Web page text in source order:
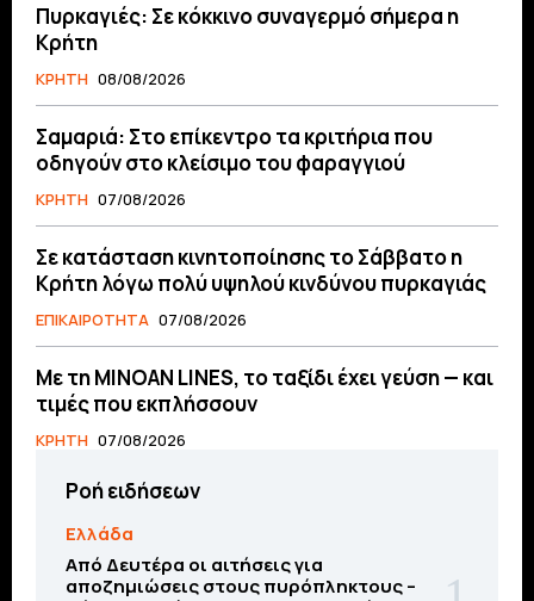
Πυρκαγιές: Σε κόκκινο συναγερμό σήμερα η
Κρήτη
ΚΡΗΤΗ 08/08/2026
Σαμαριά: Στο επίκεντρο τα κριτήρια που
οδηγούν στο κλείσιμο του φαραγγιού
ΚΡΗΤΗ 07/08/2026
Σε κατάσταση κινητοποίησης το Σάββατο η
Κρήτη λόγω πολύ υψηλού κινδύνου πυρκαγιάς
ΕΠΙΚΑΙΡΟΤΗΤΑ 07/08/2026
Με τη MINOAN LINES, το ταξίδι έχει γεύση — και
τιμές που εκπλήσσουν
ΚΡΗΤΗ 07/08/2026
Ροή ειδήσεων
Ελλάδα
Από Δευτέρα οι αιτήσεις για
αποζημιώσεις στους πυρόπληκτους –